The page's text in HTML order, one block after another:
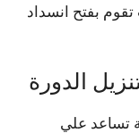
بفتح انسداد
الدورة
تساعد علي